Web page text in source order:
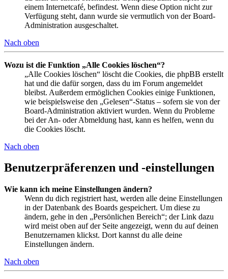
einem Internetcafé, befindest. Wenn diese Option nicht zur
Verfügung steht, dann wurde sie vermutlich von der Board-
Administration ausgeschaltet.
Nach oben
Wozu ist die Funktion „Alle Cookies löschen“?
„Alle Cookies löschen“ löscht die Cookies, die phpBB erstellt
hat und die dafür sorgen, dass du im Forum angemeldet
bleibst. Außerdem ermöglichen Cookies einige Funktionen,
wie beispielsweise den „Gelesen“-Status – sofern sie von der
Board-Administration aktiviert wurden. Wenn du Probleme
bei der An- oder Abmeldung hast, kann es helfen, wenn du
die Cookies löscht.
Nach oben
Benutzerpräferenzen und -einstellungen
Wie kann ich meine Einstellungen ändern?
Wenn du dich registriert hast, werden alle deine Einstellungen
in der Datenbank des Boards gespeichert. Um diese zu
ändern, gehe in den „Persönlichen Bereich“; der Link dazu
wird meist oben auf der Seite angezeigt, wenn du auf deinen
Benutzernamen klickst. Dort kannst du alle deine
Einstellungen ändern.
Nach oben